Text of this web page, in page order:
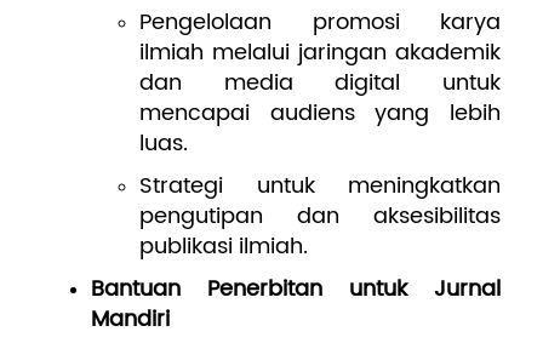
Pengelolaan promosi karya
ilmiah melalui jaringan akademik
dan media digital untuk
mencapai audiens yang lebih
luas.
Strategi untuk meningkatkan
pengutipan dan aksesibilitas
publikasi ilmiah.
Bantuan Penerbitan untuk Jurnal
Mandiri